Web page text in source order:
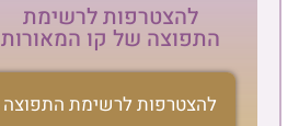
להצטרפות לרשימת
התפוצה של קו המאורות
להצטרפות לרשימת התפוצה